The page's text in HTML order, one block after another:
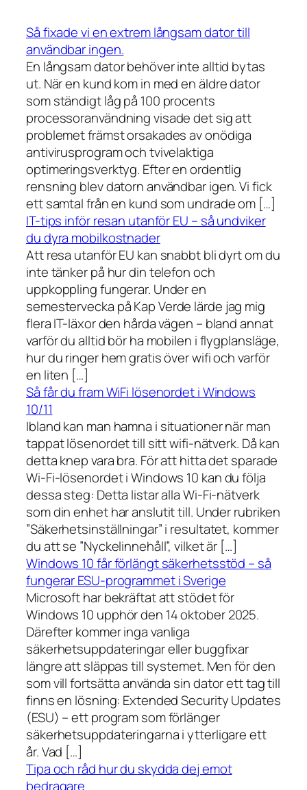
Så fixade vi en extrem långsam dator till
användbar ingen.
En långsam dator behöver inte alltid bytas
ut. När en kund kom in med en äldre dator
som ständigt låg på 100 procents
processoranvändning visade det sig att
problemet främst orsakades av onödiga
antivirusprogram och tvivelaktiga
optimeringsverktyg. Efter en ordentlig
rensning blev datorn användbar igen. Vi fick
ett samtal från en kund som undrade om […]
IT-tips inför resan utanför EU – så undviker
du dyra mobilkostnader
Att resa utanför EU kan snabbt bli dyrt om du
inte tänker på hur din telefon och
uppkoppling fungerar. Under en
semestervecka på Kap Verde lärde jag mig
flera IT-läxor den hårda vägen – bland annat
varför du alltid bör ha mobilen i flygplansläge,
hur du ringer hem gratis över wifi och varför
en liten […]
Så får du fram WiFi lösenordet i Windows
10/11
Ibland kan man hamna i situationer när man
tappat lösenordet till sitt wifi-nätverk. Då kan
detta knep vara bra. För att hitta det sparade
Wi-Fi-lösenordet i Windows 10 kan du följa
dessa steg: Detta listar alla Wi-Fi-nätverk
som din enhet har anslutit till. Under rubriken
”Säkerhetsinställningar” i resultatet, kommer
du att se ”Nyckelinnehåll”, vilket är […]
Windows 10 får förlängt säkerhetsstöd – så
fungerar ESU-programmet i Sverige
Microsoft har bekräftat att stödet för
Windows 10 upphör den 14 oktober 2025.
Därefter kommer inga vanliga
säkerhetsuppdateringar eller buggfixar
längre att släppas till systemet. Men för den
som vill fortsätta använda sin dator ett tag till
finns en lösning: Extended Security Updates
(ESU) – ett program som förlänger
säkerhetsuppdateringarna i ytterligare ett
år. Vad […]
Tipa och råd hur du skydda dej emot
bedragare